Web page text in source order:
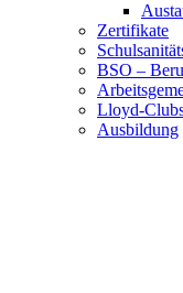
Zertifikate
BSO –
Lloyd-
Ausbildung